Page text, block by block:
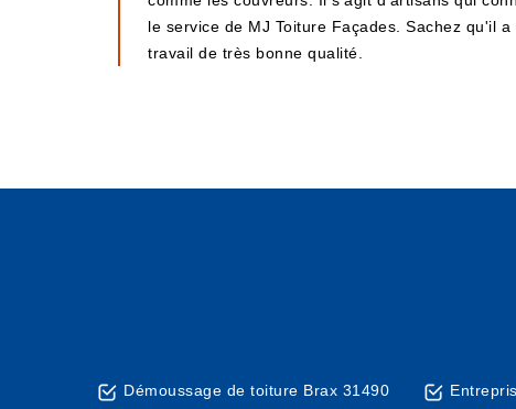
le service de MJ Toiture Façades. Sachez qu'il
travail de très bonne qualité.
Démoussage de toiture Brax 31490